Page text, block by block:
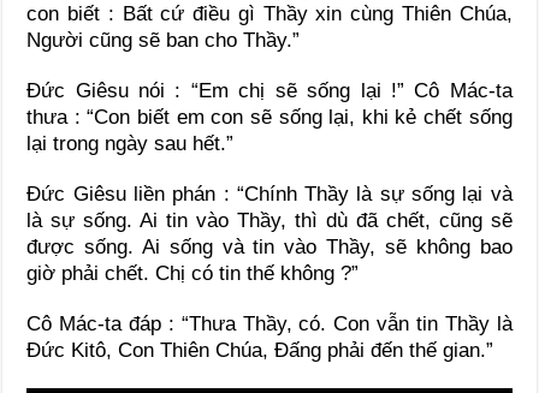
con biết : Bất cứ điều gì Thầy xin cùng Thiên Chúa,
Người cũng sẽ ban cho Thầy.”
Đức Giêsu nói : “Em chị sẽ sống lại !” Cô Mác-ta
thưa : “Con biết em con sẽ sống lại, khi kẻ chết sống
lại trong ngày sau hết.”
Đức Giêsu liền phán : “Chính Thầy là sự sống lại và
là sự sống. Ai tin vào Thầy, thì dù đã chết, cũng sẽ
được sống. Ai sống và tin vào Thầy, sẽ không bao
giờ phải chết. Chị có tin thế không ?”
Cô Mác-ta đáp : “Thưa Thầy, có. Con vẫn tin Thầy là
Đức Kitô, Con Thiên Chúa, Đấng phải đến thế gian.”